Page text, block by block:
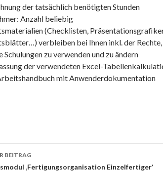
der tatsächlich benötigten Stunden
Anzahl beliebig
(Checklisten,
verbleiben bei Ihnen inkl. der
Schulungen zu verwenden und zu ändern
der verwendeten Excel-
mit Anwenderdokumentation
BEITRAG
‚Fertigungsorganisation Einzelfertiger‘